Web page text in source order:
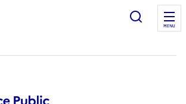
Ouvrir
MENU